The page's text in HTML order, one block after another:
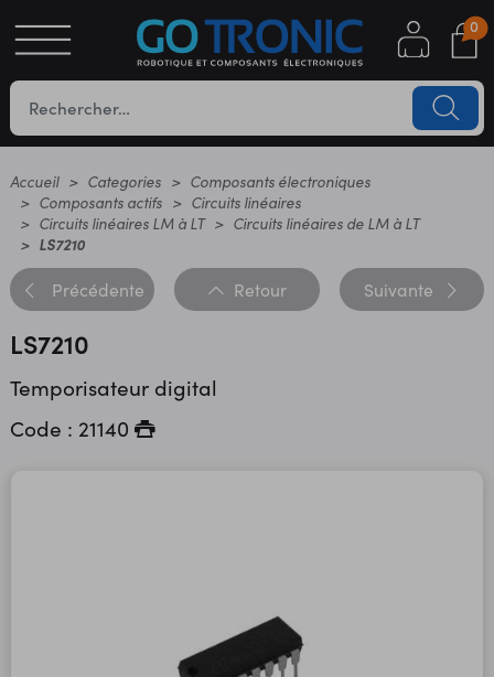
0
Accueil Categories
Composants électroniques
Composants actifs
Circuits linéaires
Circuits linéaires LM à LT
Circuits linéaires de LM à LT
LS7210
Précédente Retour Suivante
LS7210
Temporisateur digital
Code : 21140